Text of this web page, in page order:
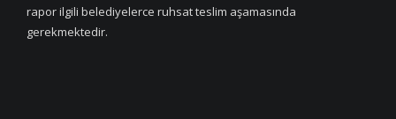
rapor ilgili belediyelerce ruhsat teslim aşamasında
gerekmektedir.